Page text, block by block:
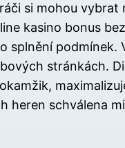
si mohou vybrat
kasino bonus
splnění podmínek.
stránkách.
schválena